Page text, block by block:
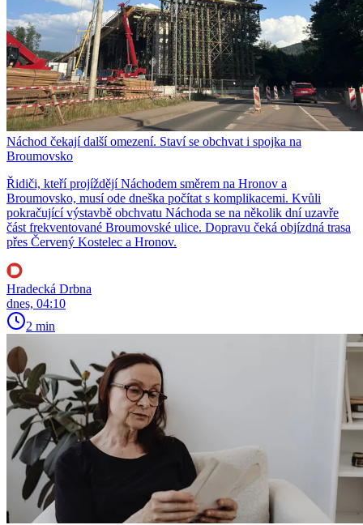
Náchod čekají další omezení. Staví se obchvat i spojka na
Broumovsko
Řidiči, kteří projíždějí Náchodem směrem na Hronov a
Broumovsko, musí ode dneška počítat s komplikacemi. Kvůli
pokračující výstavbě obchvatu Náchoda se na několik dní uzavře
část frekventované Broumovské ulice. Dopravu čeká objízdná trasa
přes Červený Kostelec a Hronov.
Hradecká Drbna
dnes, 04:10
2 min